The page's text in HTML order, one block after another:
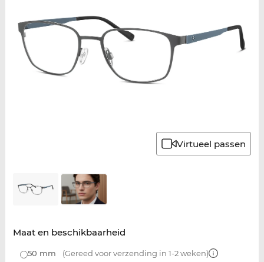
Virtueel passen
Maat en beschikbaarheid
50 mm (Gereed voor verzending in 1-2 weken)